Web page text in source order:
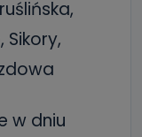
Sikory,
w dniu